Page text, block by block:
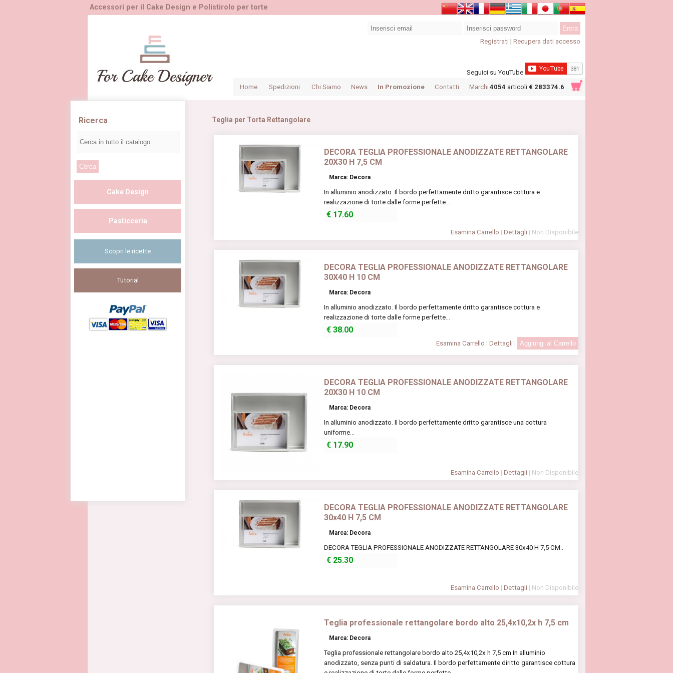
Accessori per il Cake Design e Polistirolo per torte
Registrati | Recupera dati accesso
Seguici su YouTube
Home
Spedizioni Chi Siamo News In Promozione Contatti Marchi 4054 articoli € 283374.6
Ricerca
Cake Design
Pasticceria
Scopri le ricette
Tutorial
Teglia per Torta Rettangolare
DECORA TEGLIA PROFESSIONALE ANODIZZATE RETTANGOLARE
20X30 H 7,5 CM
Marca: Decora
In alluminio anodizzato. Il bordo perfettamente dritto garantisce cottura e
realizzazione di torte dalle forme perfette...
€ 17.60
Esamina Carrello | Dettagli | Non Disponibile
DECORA TEGLIA PROFESSIONALE ANODIZZATE RETTANGOLARE
30X40 H 10 CM
Marca: Decora
In alluminio anodizzato. Il bordo perfettamente dritto garantisce cottura e
realizzazione di torte dalle forme perfette...
€38.00
Esamina Carrello | Dettagli |
DECORA TEGLIA PROFESSIONALE ANODIZZATE RETTANGOLARE
20X30 H 10 CM
Marca: Decora
In alluminio anodizzato. Il bordo perfettamente dritto garantisce una cottura
uniforme...
€ 17.90
Esamina Carrello | Dettagli | Non Disponibile
DECORA TEGLIA PROFESSIONALE ANODIZZATE RETTANGOLARE
30x40 H 7,5 CM
Marca: Decora
DECORA TEGLIA PROFESSIONALE ANODIZZATE RETTANGOLARE 30x40 H 7,5 CM..
€ 25.30
Esamina Carrello | Dettagli | Non Disponibile
Teglia professionale rettangolare bordo alto 25,4x10,2x h 7,5 cm
Marca: Decora
Teglia professionale rettangolare bordo alto 25,4x10,2x h 7,5 cm In alluminio
anodizzato, senza punti di saldatura. Il bordo perfettamente diritto garantisce cottura